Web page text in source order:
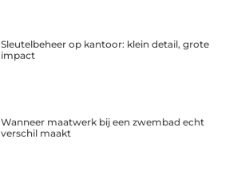
Sleutelbeheer op kantoor: klein detail, grote
impact
Wanneer maatwerk bij een zwembad echt
verschil maakt